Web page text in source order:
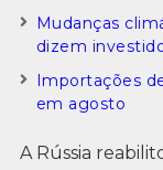
Mudanças
dizem
Importações
em agosto
A Rússia